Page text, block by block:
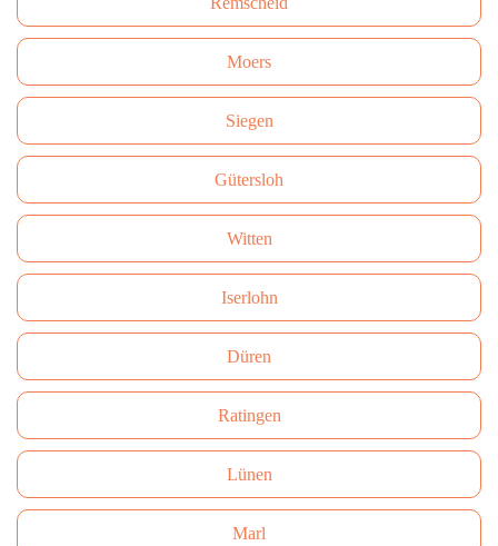
Moers
Siegen
Gütersloh
Witten
Iserlohn
Düren
Ratingen
Lünen
Marl